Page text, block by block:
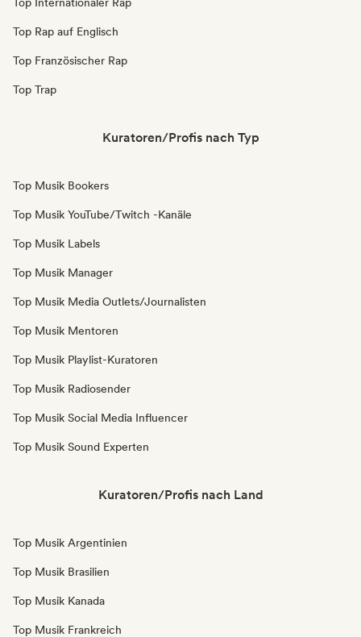
Top Rap auf Englisch
Top Französischer Rap
Top Trap
Kuratoren/Profis nach Typ
Top Musik Bookers
Top Musik YouTube/Twitch -Kanäle
Top Musik Labels
Top Musik Manager
Top Musik Media Outlets/Journalisten
Top Musik Mentoren
Top Musik Playlist-Kuratoren
Top Musik Radiosender
Top Musik Social Media Influencer
Top Musik Sound Experten
Kuratoren/Profis nach Land
Top Musik Argentinien
Top Musik Brasilien
Top Musik Kanada
Top Musik Frankreich